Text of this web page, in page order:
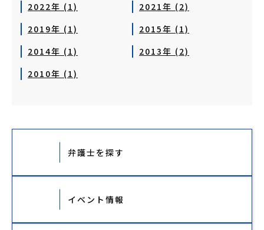
2022年 (1)
2021年 (2)
2019年 (1)
2015年 (1)
2014年 (1)
2013年 (2)
2010年 (1)
弁護士を探す
イベント情報